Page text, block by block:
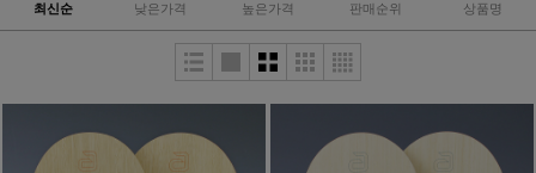
최신순 낮은가격 높은가격 판매순위 상품명